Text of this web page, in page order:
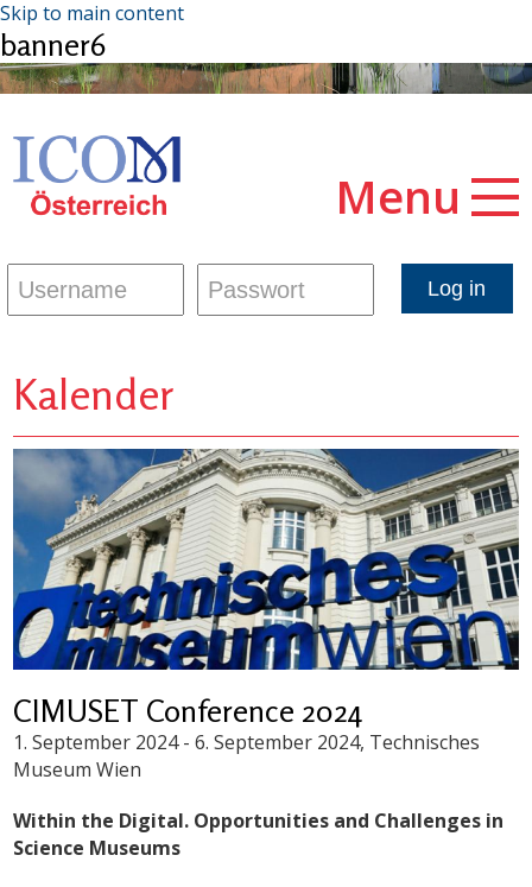
Skip to main content
banner6
Menu
Kalender
CIMUSET Conference 2024
1. September 2024-6. September 2024, Technisches
Museum Wien
Within the Digital. Opportunities and Challenges in
Science Museums